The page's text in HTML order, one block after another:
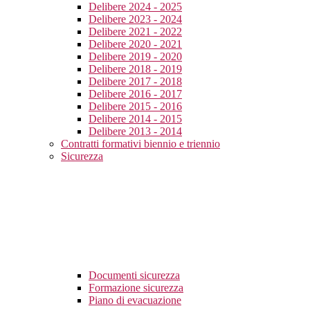
Delibere 2024 - 2025
Delibere 2023 - 2024
Delibere 2021 - 2022
Delibere 2020 - 2021
Delibere 2019 - 2020
Delibere 2018 - 2019
Delibere 2017 - 2018
Delibere 2016 - 2017
Delibere 2015 - 2016
Delibere 2014 - 2015
Delibere 2013 - 2014
Contratti formativi biennio e triennio
Sicurezza
Documenti sicurezza
Formazione sicurezza
Piano di evacuazione